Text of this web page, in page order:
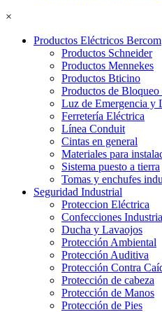
×
Productos Eléctricos Bercom
Productos Schneider
Productos Mennekes
Productos Bticino
Productos de
Luz de Emergencia y
Ferretería Eléctrica
Línea Conduit
Cintas en general
Materiales para
Sistema puesto a tierra
Tomas y enchufes
Seguridad Industrial
Proteccion Eléctrica
Confecciones
Ducha y Lavaojos
Protección Ambiental
Protección Auditiva
Protección Contra
Protección de cabeza
Protección de Manos
Protección de Pies